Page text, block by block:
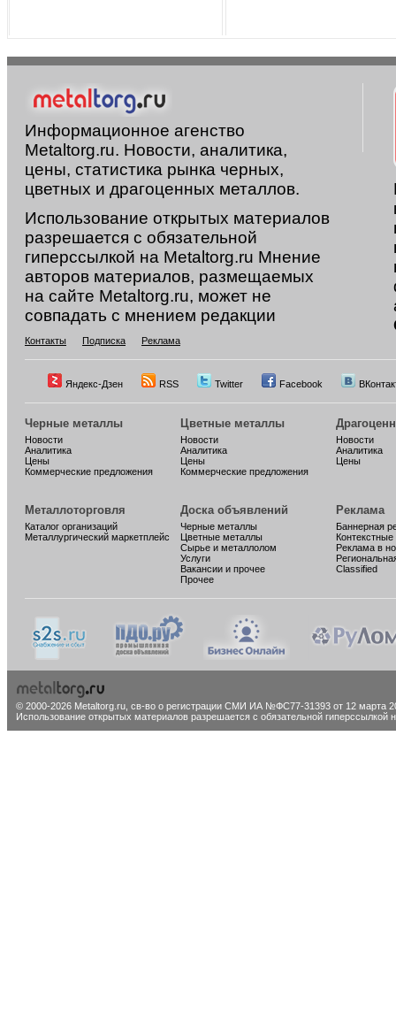
Информационное агенство
Metaltorg.ru. Новости, аналитика,
цены, статистика рынка черных,
цветных и драгоценных металлов.
Использование открытых материалов
разрешается с обязательной
гиперссылкой на Metaltorg.ru Мнение
авторов материалов, размещаемых
на сайте Metaltorg.ru, может не
совпадать с мнением редакции
Контакты Подписка Реклама
Яндекс-Дзен RSS Twitter Facebook
Черные металлы
Новости
Аналитика
Цены
Коммерческие предложения
Цветные металлы
Новости
Аналитика
Цены
Коммерческие предложения
Новости
Аналитика
Цены
Металлоторговля
Каталог организаций
Металлургический маркетплейс
Доска объявлений
Черные металлы
Цветные металлы
Сырье и металлолом
Услуги
Вакансии и прочее
Прочее
Реклама
Баннерная
Реклама в
Classified
© 2000-2026 Metaltorg.ru, св-во о регистрации СМИ ИА №ФС77-31393 от 12 марта
Использование открытых материалов разрешается с обязательной гиперссылкой